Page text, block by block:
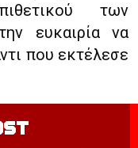
των
ευκαιρία να
που εκτέλεσε